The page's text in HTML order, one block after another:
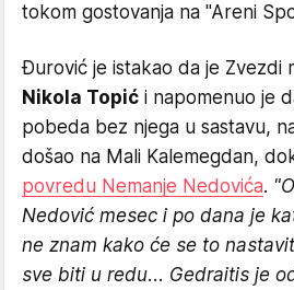
tokom gostovanja na "Areni
Đurović je istakao da je Zvezdi
Nikola Topić i napomenuo je
pobeda bez njega u sastavu,
došao na Mali Kalemegdan,
povredu Nemanje Nedovića.
Nedović mesec i po dana je
ne znam kako će se to
sve biti u redu... Gedraitis je